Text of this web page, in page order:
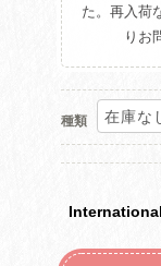
た。再入荷
りお
種類